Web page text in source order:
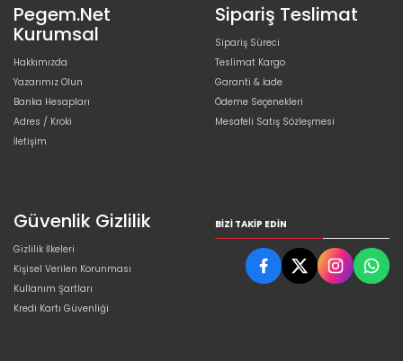
Pegem.Net
Kurumsal
Hakkımızda
Yazarımız Olun
Banka Hesapları
Adres / Kroki
İletişim
Sipariş Teslimat
Sipariş Süreci
Teslimat Kargo
Garanti & İade
Ödeme Seçenekleri
Mesafeli Satış Sözleşmesi
Güvenlik Gizlilik
Gizlilik İlkeleri
Kişisel Verilen Korunması
Kullanım Şartları
Kredi Kartı Güvenliği
BIZI TAKIP EDIN